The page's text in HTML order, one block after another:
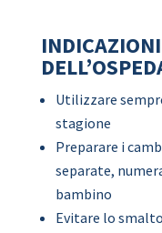
Utilizzare
stagione
Preparare i
separate,
bambino
Evitare lo